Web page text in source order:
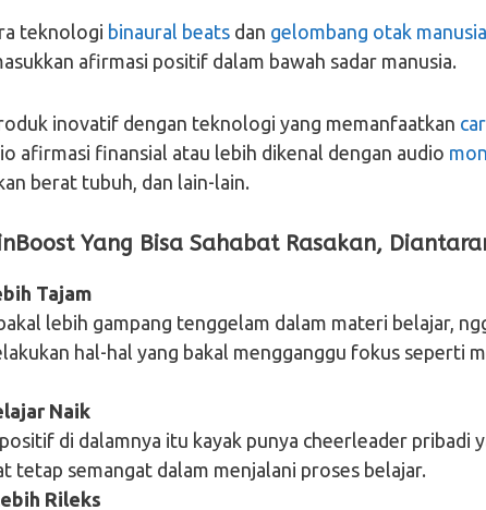
teknologi binaural beats dan gelombang otak manusia
afirmasi positif dalam bawah sadar manusia.
inovatif dengan teknologi yang memanfaatkan
afirmasi finansial atau lebih dikenal dengan audio
berat tubuh, dan lain-lain.
Yang Bisa Sahabat Rasakan,
Tajam
lebih gampang tenggelam dalam materi belajar,
hal-hal yang bakal mengganggu fokus seperti
Naik
di dalamnya itu kayak punya cheerleader pribadi
tetap semangat dalam menjalani proses belajar.
Rileks